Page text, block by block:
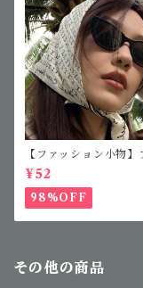
【ファッション小物】
ションサングラス
¥52
98%OFF
その他の商品